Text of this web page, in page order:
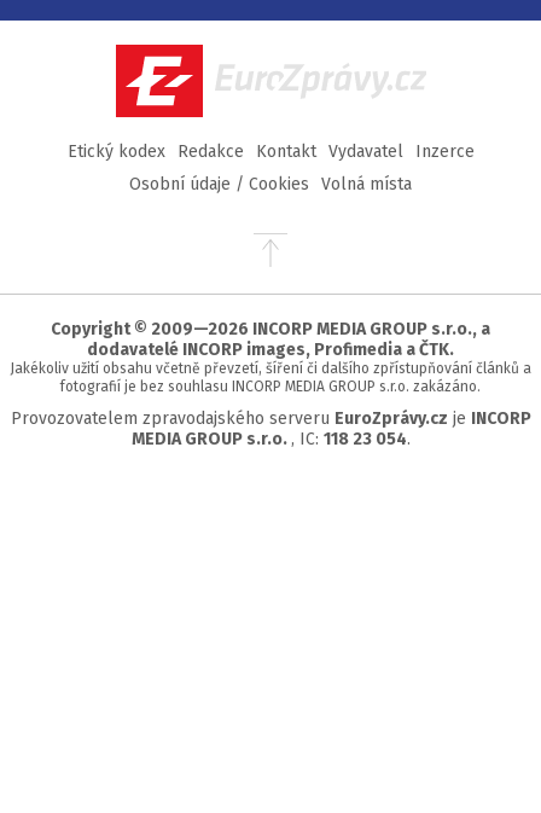
Facebook
TwitterInstagram
YouTube
EuroZprávy.cz
Etický kodex Redakce Kontakt Vydavatel
Inzerce
Osobní údaje / Cookies
Volná místa
Přejít
stránky
Copyright © 2009—2026 INCORP MEDIA GROUP s.r.o., a
dodavatelé INCORP images, Profimedia a ČTK.
Jakékoliv užití obsahu včetně převzetí, šíření či dalšího zpřístupňování článků a
fotografií je bez souhlasu INCORP MEDIA GROUP s.r.o. zakázáno.
Provozovatelem zpravodajského serveru EuroZprávy.cz je INCORP
MEDIA GROUP s.r.o. , IC: 118 23 054.